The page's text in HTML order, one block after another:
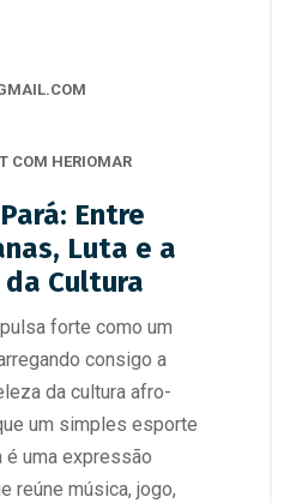
COM HERIOMAR
Entre
Luta e a
Cultura
forte como um
consigo a
da cultura afro-
um simples esporte
é uma expressão
reúne música, jogo,